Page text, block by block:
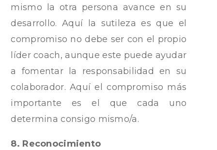
mismo la otra persona avance en su
desarrollo. Aquí la sutileza es que el
compromiso no debe ser con el propio
líder coach, aunque este puede ayudar
a fomentar la responsabilidad en su
colaborador. Aquí el compromiso más
importante es el que cada uno
determina consigo mismo/a.
8. Reconocimiento